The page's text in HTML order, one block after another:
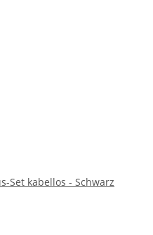
Set kabellos - Schwarz